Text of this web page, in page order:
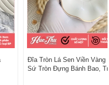
Đĩa Tròn Lá Sen Viền Vàng
Sứ Tròn Đựng Bánh Bao,